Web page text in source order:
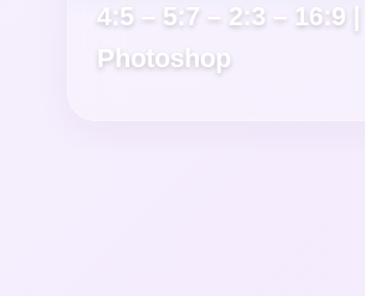
4:5 – 5:7 – 2:3 – 16:9 |
Photoshop